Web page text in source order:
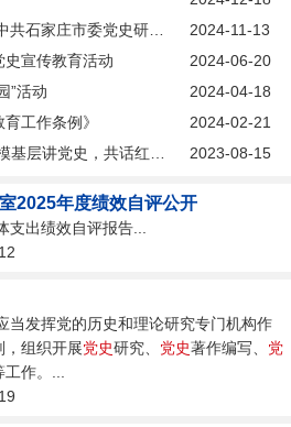
2024-11-13
举行纪念石家庄解放77周年升国旗仪式
2024-06-20
宣传教育活动
2024-04-18
”活动
2024-02-21
工作条例》
2023-08-15
共话红心暖人心”主题宣讲活动
2025年度绩效自评公开
出绩效自评报告...
当发挥党的历史和理论研究专门机构作
，组织开展党史研究、 党史著作编写、 党
作。...